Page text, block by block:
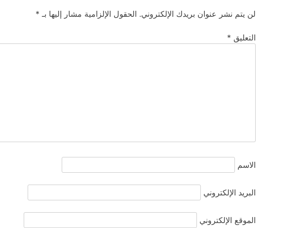
لن يتم نشر عنوان بريدك الإلكتروني. الحقول الإلزامية مشار إليها بـ *
التعليق *
الاسم
البريد الإلكتروني
الموقع الإلكتروني